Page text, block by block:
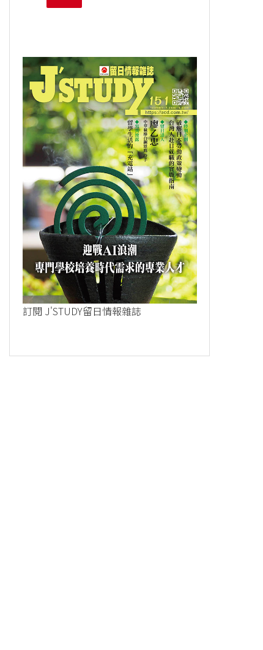
訂閱 J'STUDY留日情報雜誌